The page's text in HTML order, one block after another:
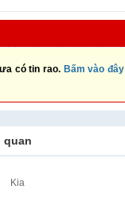
có tin rao. Bấm vào đây
quan
Kia